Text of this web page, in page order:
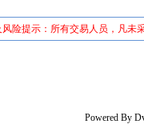
险提示：所有交易人员，凡未
Powered By